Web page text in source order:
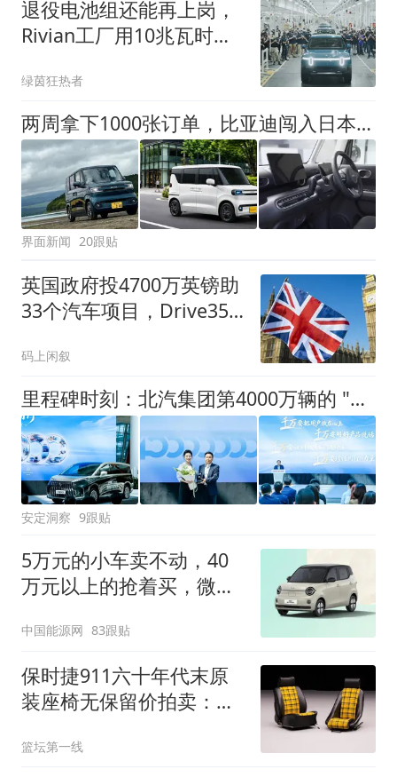
退役电池组还能再上岗，
Rivian工厂用10兆瓦时储
绿茵狂热者
两周拿下1000张订单，比亚迪闯入日本车企最熟悉的战场
界面新闻 20跟贴
英国政府投4700万英镑助
33个汽车项目，Drive35
产业？
码上闲叙
里程碑时刻：北汽集团第4000万辆的 "极狐答案"
安定洞察 9跟贴
5万元的小车卖不动，40
万元以上的抢着买，微型
中国能源网 83跟贴
保时捷911六十年代末原
装座椅无保留价拍卖：黑
篮坛第一线